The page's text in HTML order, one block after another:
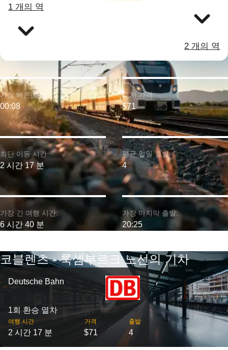
1 개의 역
2 개의 역
최단 이동 시간:
2 시간 17 분
가장 빠른 출발:
00:08
가장 긴 여행 시간:
6 시간 40 분
최저 가격:
$71
평균 일일 출발:
4
가장 마지막 출발:
20:25
코블렌츠 - 룩셈부르크 노선의 기차
Deutsche Bahn
1회 환승 열차
여행 시간
2 시간 17 분
가격
$71
출발
4